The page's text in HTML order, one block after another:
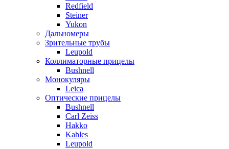
Redfield
Steiner
Yukon
Дальномеры
Зрительные трубы
Leupold
Коллиматорные прицелы
Bushnell
Монокуляры
Leica
Оптические прицелы
Bushnell
Carl Zeiss
Hakko
Kahles
Leupold